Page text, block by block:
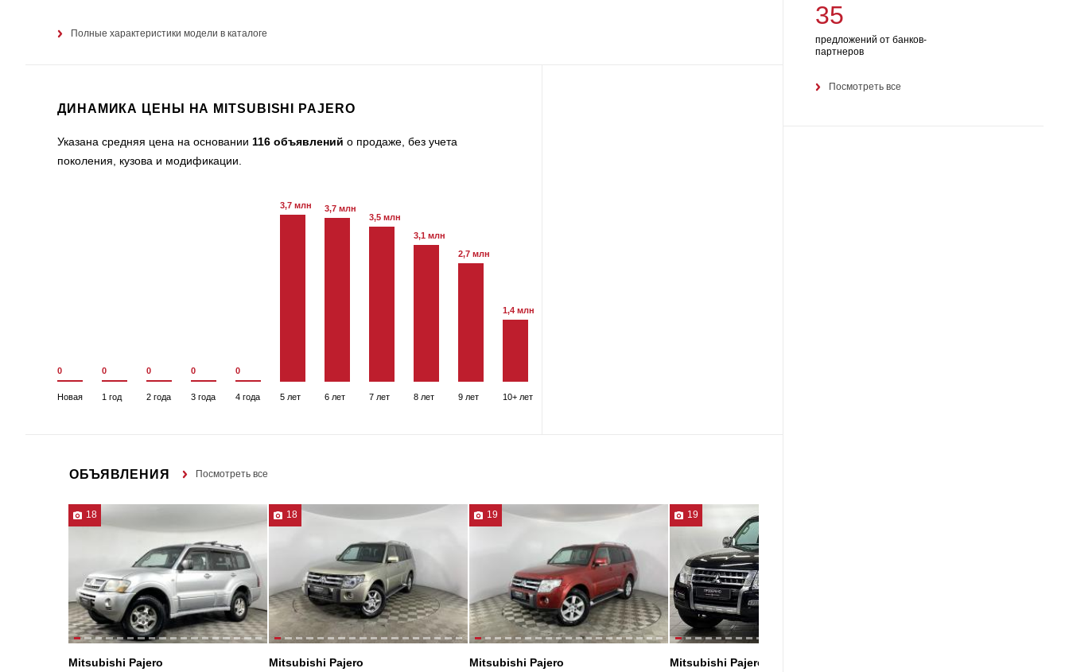
Полные характеристики модели в каталоге
ДИНАМИКА ЦЕНЫ НА MITSUBISHI PAJERO
Указана средняя цена на основании 116 объявлений о продаже, без учета
поколения, кузова и модификации.
0
Новая
0
1 год
0
2 года
0
3 года
0
4 года
3,7 млн
5 лет
3,7 млн
6 лет
3,5 млн
7 лет
3,1 млн
8 лет
2,7 млн
9 лет
1,4 млн
10+ лет
ОБЪЯВЛЕНИЯ Посмотреть все
18
Mitsubishi Pajero
18
Mitsubishi Pajero
19
Mitsubishi Pajero
19
Mitsubishi Pajero
35
предложений от банков-
партнеров
Посмотреть все